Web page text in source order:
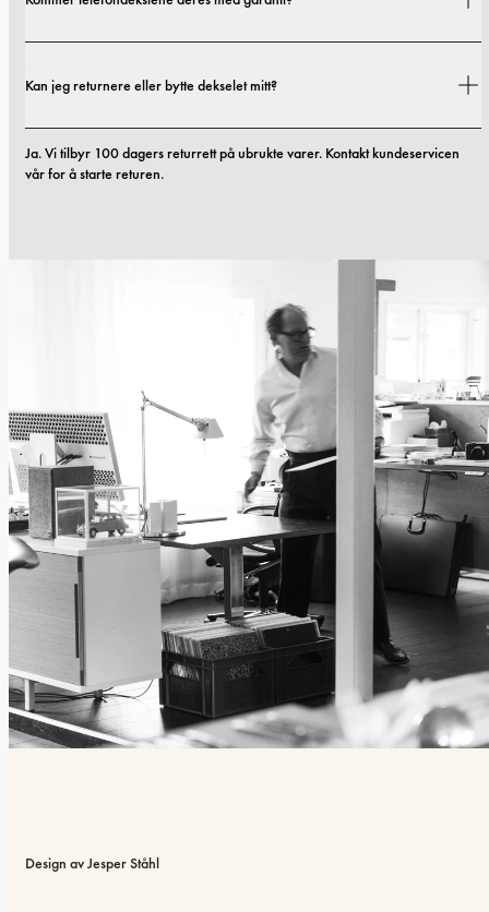
materialer eller utførelse innen de første 12 månedene, erstatter vi dekselet
Kan jeg returnere eller bytte dekselet mitt?
Ja. Vi tilbyr 100 dagers returrett på ubrukte varer. Kontakt kundeservicen
vår for å starte returen.
Design av Jesper Ståhl